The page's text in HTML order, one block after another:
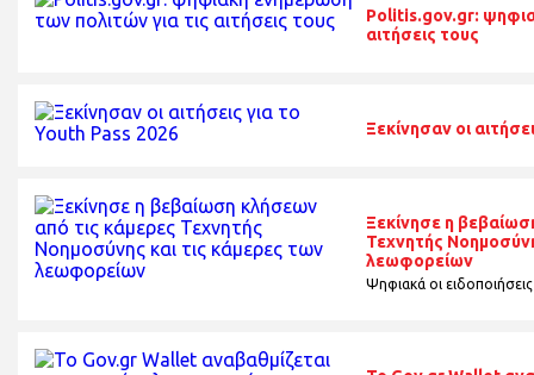
Politis.gov.gr:
αιτήσεις τους
Ξεκίνησαν οι
Ξεκίνησε η
Τεχνητής
λεωφορείων
Ψηφιακά οι